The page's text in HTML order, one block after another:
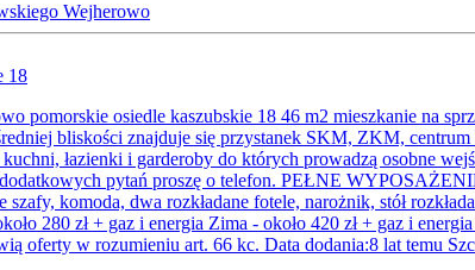
Wejherowo
pomorskie osiedle kaszubskie 18 46 m2 mieszkanie na
bliskości znajduje się przystanek SKM, ZKM,
łazienki i garderoby do których prowadzą osobne
pytań proszę o telefon. PEŁNE
komoda, dwa rozkładane fotele, narożnik, stół
280 zł + gaz i energia Zima - około 420 zł + gaz i
oferty w rozumieniu art. 66 kc. Data dodania:8 lat temu